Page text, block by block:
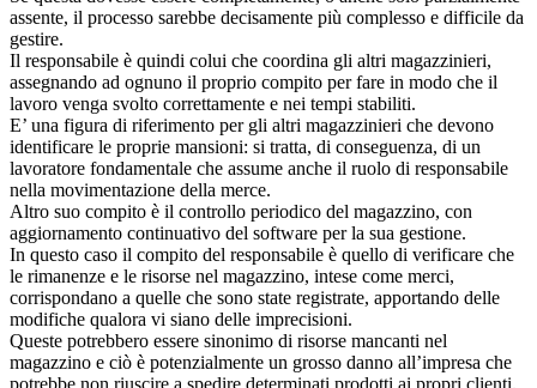
assente, il processo sarebbe decisamente più complesso e difficile da
gestire.
Il responsabile è quindi colui che coordina gli altri magazzinieri,
assegnando ad ognuno il proprio compito per fare in modo che il
lavoro venga svolto correttamente e nei tempi stabiliti.
E’ una figura di riferimento per gli altri magazzinieri che devono
identificare le proprie mansioni: si tratta, di conseguenza, di un
lavoratore fondamentale che assume anche il ruolo di responsabile
nella movimentazione della merce.
Altro suo compito è il controllo periodico del magazzino, con
aggiornamento continuativo del software per la sua gestione.
In questo caso il compito del responsabile è quello di verificare che
le rimanenze e le risorse nel magazzino, intese come merci,
corrispondano a quelle che sono state registrate, apportando delle
modifiche qualora vi siano delle imprecisioni.
Queste potrebbero essere sinonimo di risorse mancanti nel
magazzino e ciò è potenzialmente un grosso danno all’impresa che
potrebbe non riuscire a spedire determinati prodotti ai propri clienti.